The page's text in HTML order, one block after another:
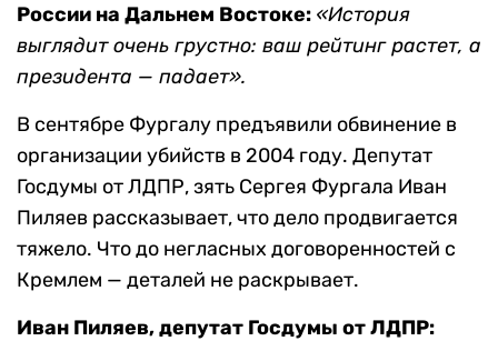
России на Дальнем Востоке: «История
выглядит очень грустно: ваш рейтинг растет, а
президента — падает».
В сентябре Фургалу предъявили обвинение в
организации убийств в 2004 году. Депутат
Госдумы от ЛДПР, зять Сергея Фургала Иван
Пиляев рассказывает, что дело продвигается
тяжело. Что до негласных договоренностей с
Кремлем — деталей не раскрывает.
Иван Пиляев, депутат Госдумы от ЛДПР: